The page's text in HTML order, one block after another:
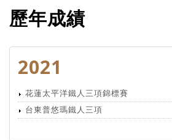
歷年成績
2021
花蓮太平洋鐵人三項錦標賽
台東普悠瑪鐵人三項